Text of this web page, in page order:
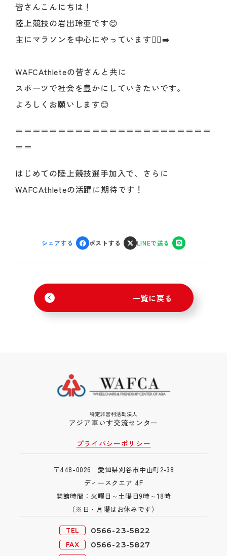
皆さんこんにちは！
陸上競技の岩出玲亜です😊
主にマラソンを中心にやっています🏃‍♀️‍➡️
WAFCAthleteの皆さんと共に
スポーツで社会を豊かにしていきたいです。
よろしくお願いします😊
＝＝＝＝＝＝＝＝＝＝＝＝＝＝＝＝＝＝＝＝＝＝＝
＝＝
はじめての陸上競技選手加入で、さらに
WAFCAthleteの活躍に期待です！
シェアする ポストする LINEで送る
一覧に戻る
特定非営利活動法人
アジア車いす交流センター
プライバシーポリシー
〒448-0026 愛知県刈谷市中山町2-38
ディースクエア 4F
開館時間：火曜日～土曜日9時～18時
（※日・月曜はお休みです）
TEL 0566-23-5822
FAX 0566-23-5827